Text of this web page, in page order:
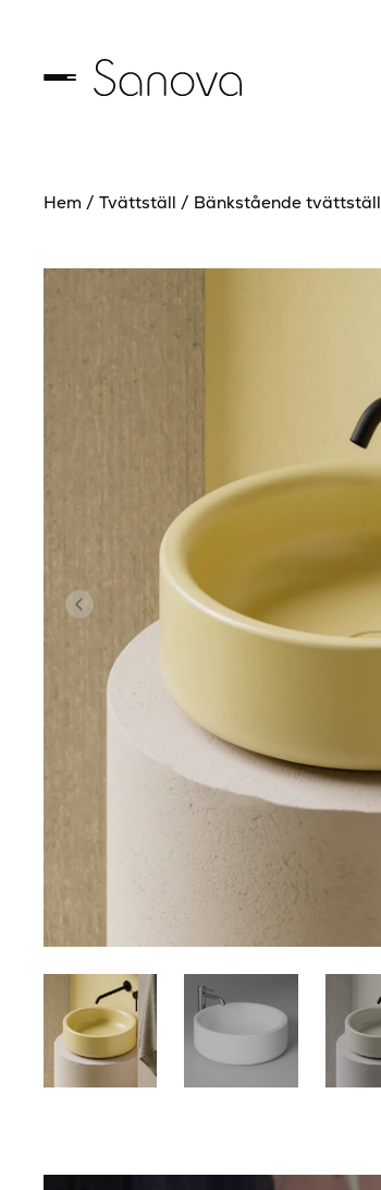
Hem / Tvättställ / Bänkstående tvättställ